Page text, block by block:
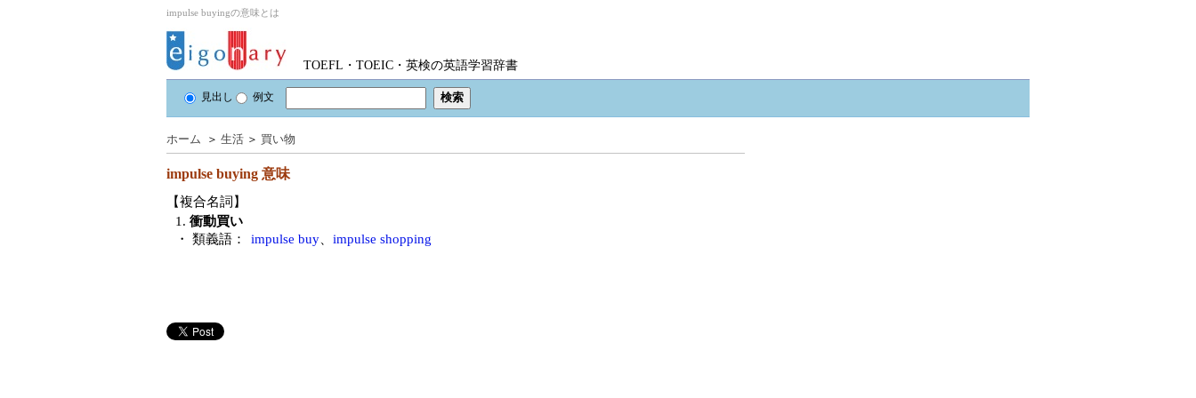
impulse buyingの意味とは
TOEFL・TOEIC・英検の英語学習辞書
見出し 例文
ホーム ＞ 生活 ＞ 買い物
impulse buying 意味
【複合名詞】
1. 衝動買い
・ 類義語：
impulse buy impulse shopping